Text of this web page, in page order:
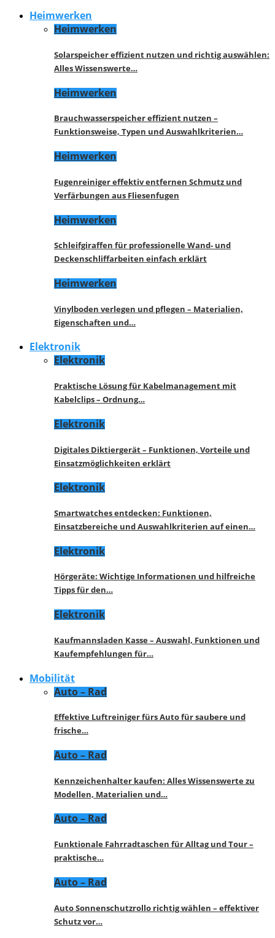
Heimwerken
Heimwerken
Solarspeicher effizient nutzen und richtig auswählen:
Alles Wissenswerte…
Heimwerken
Brauchwasserspeicher effizient nutzen –
Funktionsweise, Typen und Auswahlkriterien…
Heimwerken
Fugenreiniger effektiv entfernen Schmutz und
Verfärbungen aus Fliesenfugen
Heimwerken
Schleifgiraffen für professionelle Wand- und
Deckenschliffarbeiten einfach erklärt
Heimwerken
Vinylboden verlegen und pflegen – Materialien,
Eigenschaften und…
Elektronik
Elektronik
Praktische Lösung für Kabelmanagement mit
Kabelclips – Ordnung…
Elektronik
Digitales Diktiergerät – Funktionen, Vorteile und
Einsatzmöglichkeiten erklärt
Elektronik
Smartwatches entdecken: Funktionen,
Einsatzbereiche und Auswahlkriterien auf einen…
Elektronik
Hörgeräte: Wichtige Informationen und hilfreiche
Tipps für den…
Elektronik
Kaufmannsladen Kasse – Auswahl, Funktionen und
Kaufempfehlungen für…
Mobilität
Auto – Rad
Effektive Luftreiniger fürs Auto für saubere und
frische…
Auto – Rad
Kennzeichenhalter kaufen: Alles Wissenswerte zu
Modellen, Materialien und…
Auto – Rad
Funktionale Fahrradtaschen für Alltag und Tour –
praktische…
Auto – Rad
Auto Sonnenschutzrollo richtig wählen – effektiver
Schutz vor…